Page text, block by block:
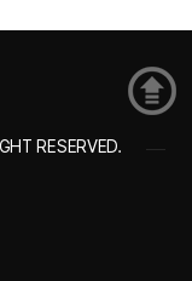
RESERVED.